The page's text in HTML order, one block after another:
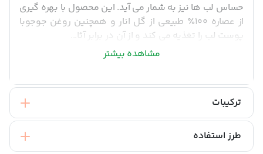
حساس لب ها نیز به شمار می آید. این محصول با بهره گیری
از عصاره 100٪ طبیعی از گل انار و همچنین روغن جوجوبا
پوست لب را تغذیه می کند و از آن در برابر آثا...
مشاهده بیشتر
ترکیبات
طرز استفاده